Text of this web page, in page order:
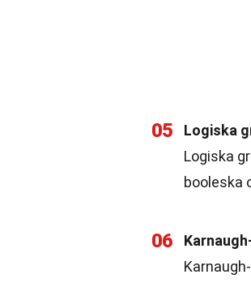
05
Logiska
Logiska
booleska
06